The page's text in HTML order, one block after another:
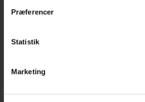
Præferencer
Statistik
Marketing
5